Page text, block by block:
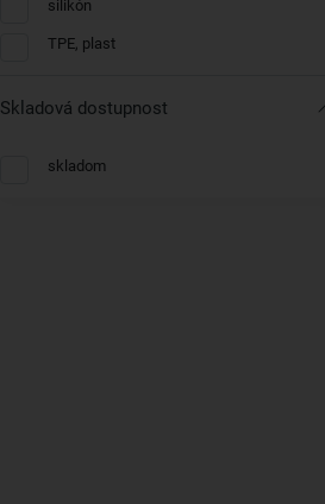
silikón
TPE, plast
Skladová dostupnost
skladom